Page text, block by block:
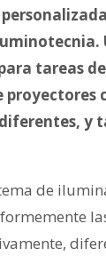
tareas
y
de